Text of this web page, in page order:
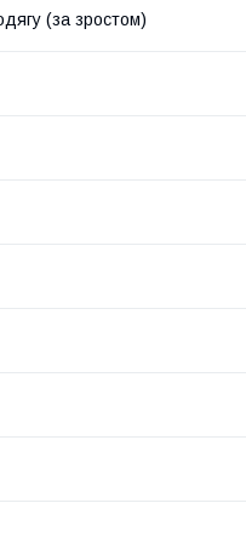
(за зростом)